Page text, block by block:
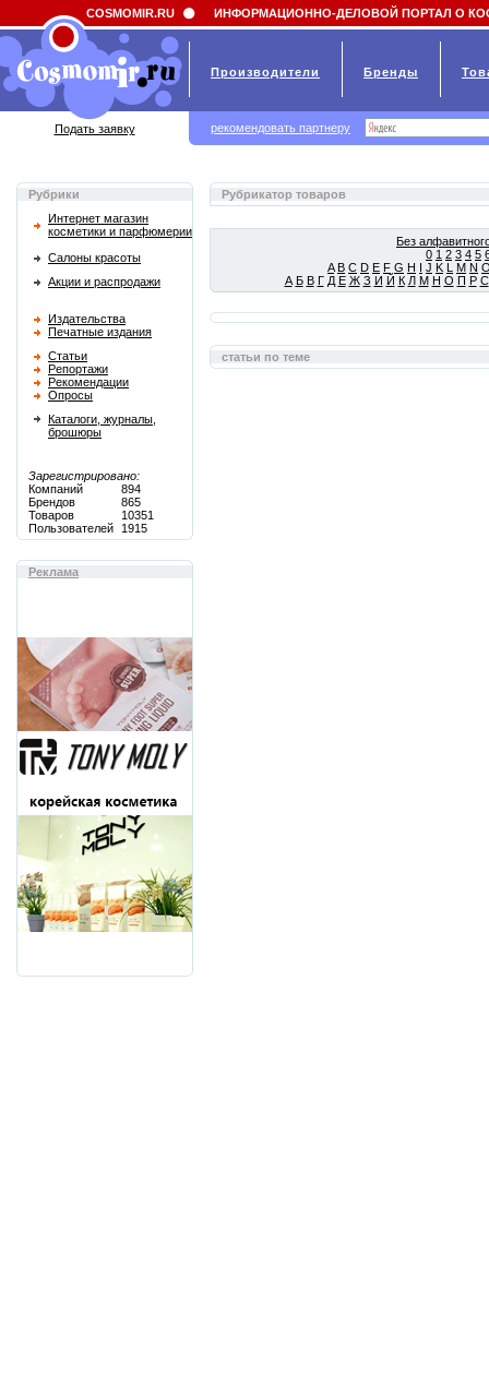
Field 'news_title' doesn't have a default value
Рубрики
Интернет магазин
косметики и парфюмерии
Салоны красоты
Акции и распродажи
Издательства
Печатные издания
Статьи
Репортажи
Рекомендации
Опросы
Каталоги, журналы,
брошюры
Зарегистрировано:
Компаний
894
Брендов
865
Товаров
10351
Пользователей
1915
Реклама
Рубрикатор товаров
Без
0 1 2 3 4 5
A B C D E F G H I J K L M N
А Б В Г Д Е Ж З И Й К Л М Н О П Р С
статьи по теме
COSMOMIR.RU ИНФОРМАЦИОННО-ДЕЛОВОЙ ПОРТАЛ О
Производители Бренды
Подать заявку рекомендовать партнеру